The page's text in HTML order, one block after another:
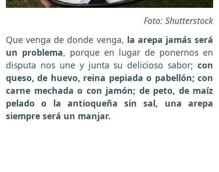
Foto: Shutterstock
Que venga de donde venga, la arepa jamás será
un problema, porque en lugar de ponernos en
disputa nos une y junta su delicioso sabor; con
queso, de huevo, reina pepiada o pabellón; con
carne mechada o con jamón; de peto, de maíz
pelado o la antioqueña sin sal, una arepa
siempre será un manjar.